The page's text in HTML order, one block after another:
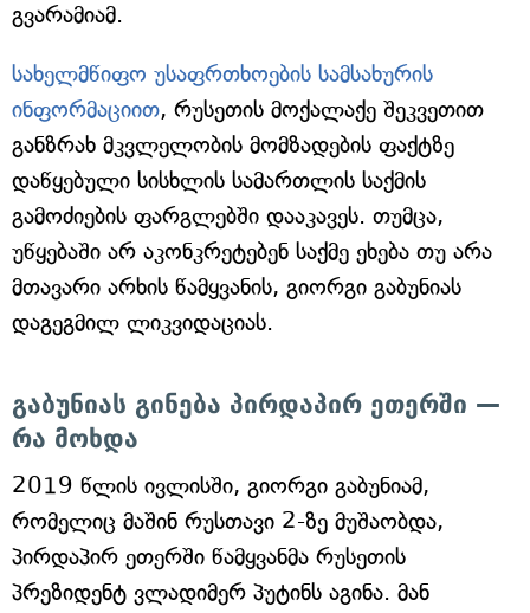
გვარამიამ.
სახელმწიფო უსაფრთხოების სამსახურის
ინფორმაციით, რუსეთის მოქალაქე შეკვეთით
განზრახ მკვლელობის მომზადების ფაქტზე
დაწყებული სისხლის სამართლის საქმის
გამოძიების ფარგლებში დააკავეს. თუმცა,
უწყებაში არ აკონკრეტებენ საქმე ეხება თუ არა
მთავარი არხის წამყვანის, გიორგი გაბუნიას
დაგეგმილ ლიკვიდაციას.
გაბუნიას გინება პირდაპირ ეთერში —
რა მოხდა
2019 წლის ივლისში, გიორგი გაბუნიამ,
რომელიც მაშინ რუსთავი 2-ზე მუშაობდა,
პირდაპირ ეთერში წამყვანმა რუსეთის
პრეზიდენტ ვლადიმერ პუტინს აგინა. მან